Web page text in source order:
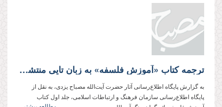
ترجمه کتاب «آموزش فلسفه» به زبان تایی منتشر شد
به گزارش پایگاه اطلاع‌رسانی آثار حضرت آیت‌الله مصباح یزدی، به نقل از
پایگاه اطلاع‌رسانی سازمان فرهنگ و ارتباطات اسلامی، جلد اول کتاب